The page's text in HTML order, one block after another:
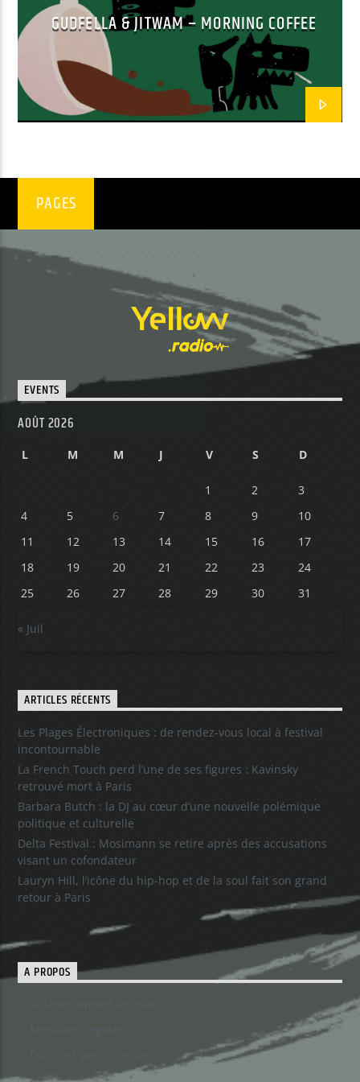
I WONDER IF YOU KNOW
ALOK / SOMETHING ELSE
EMISSION EN COURS
PROGRAMME DE NUIT
02:00 05:59
UPCOMING SHOW
ACOUSTIC
07:59
Yellow Radio
Yellow Party
GUDFELLA & JITWAM – MORNING COFFEE
PAGES
EVENTS
AOÛT 2026
L M M J V S D
1 2
3
4
5 6 7 8 9
10
11
12 13 14 15 16
17
18
19 20 21 22 23
24
25
26 27 28 29 30 31
« Juil
ARTICLES RÉCENTS
Les Plages Électroniques : de rendez-vous local à festival
incontournable
La French Touch perd l’une de ses figures : Kavinsky
retrouvé mort à Paris
Barbara Butch : la DJ au cœur d’une nouvelle polémique
politique et culturelle
Delta Festival : Mosimann se retire après des accusations
visant un cofondateur
Lauryn Hill, l’icône du hip-hop et de la soul fait son grand
retour à Paris
A PROPOS